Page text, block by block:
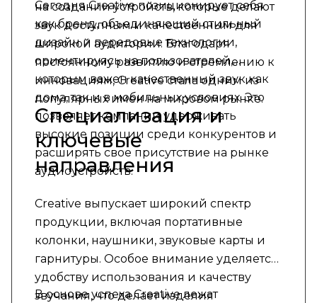
на создании устройств, которые делают
звук доступным и качественным для
широкой аудитории. Благодаря
постоянному развитию и стремлению к
инновациям, Creative стала одним из
популярных имен на мировом рынке.
Сегодня Creative позиционирует себя
как бренд, объединяющий стильный
дизайн и передовые технологии,
ориентируясь на пользователей,
которым важен качественный звук как
дома, так и в мобильных условиях. Это
позволяет компании удерживать
высокие позиции среди конкурентов и
расширять свое присутствие на рынке
аудиоустройств.
Специализация и
ключевые
направления
Creative выпускает широкий спектр
продукции, включая портативные
колонки, наушники, звуковые карты и
гарнитуры. Особое внимание уделяется
удобству использования и качеству
звучания, что делает изделия
В основе успеха Creative лежат